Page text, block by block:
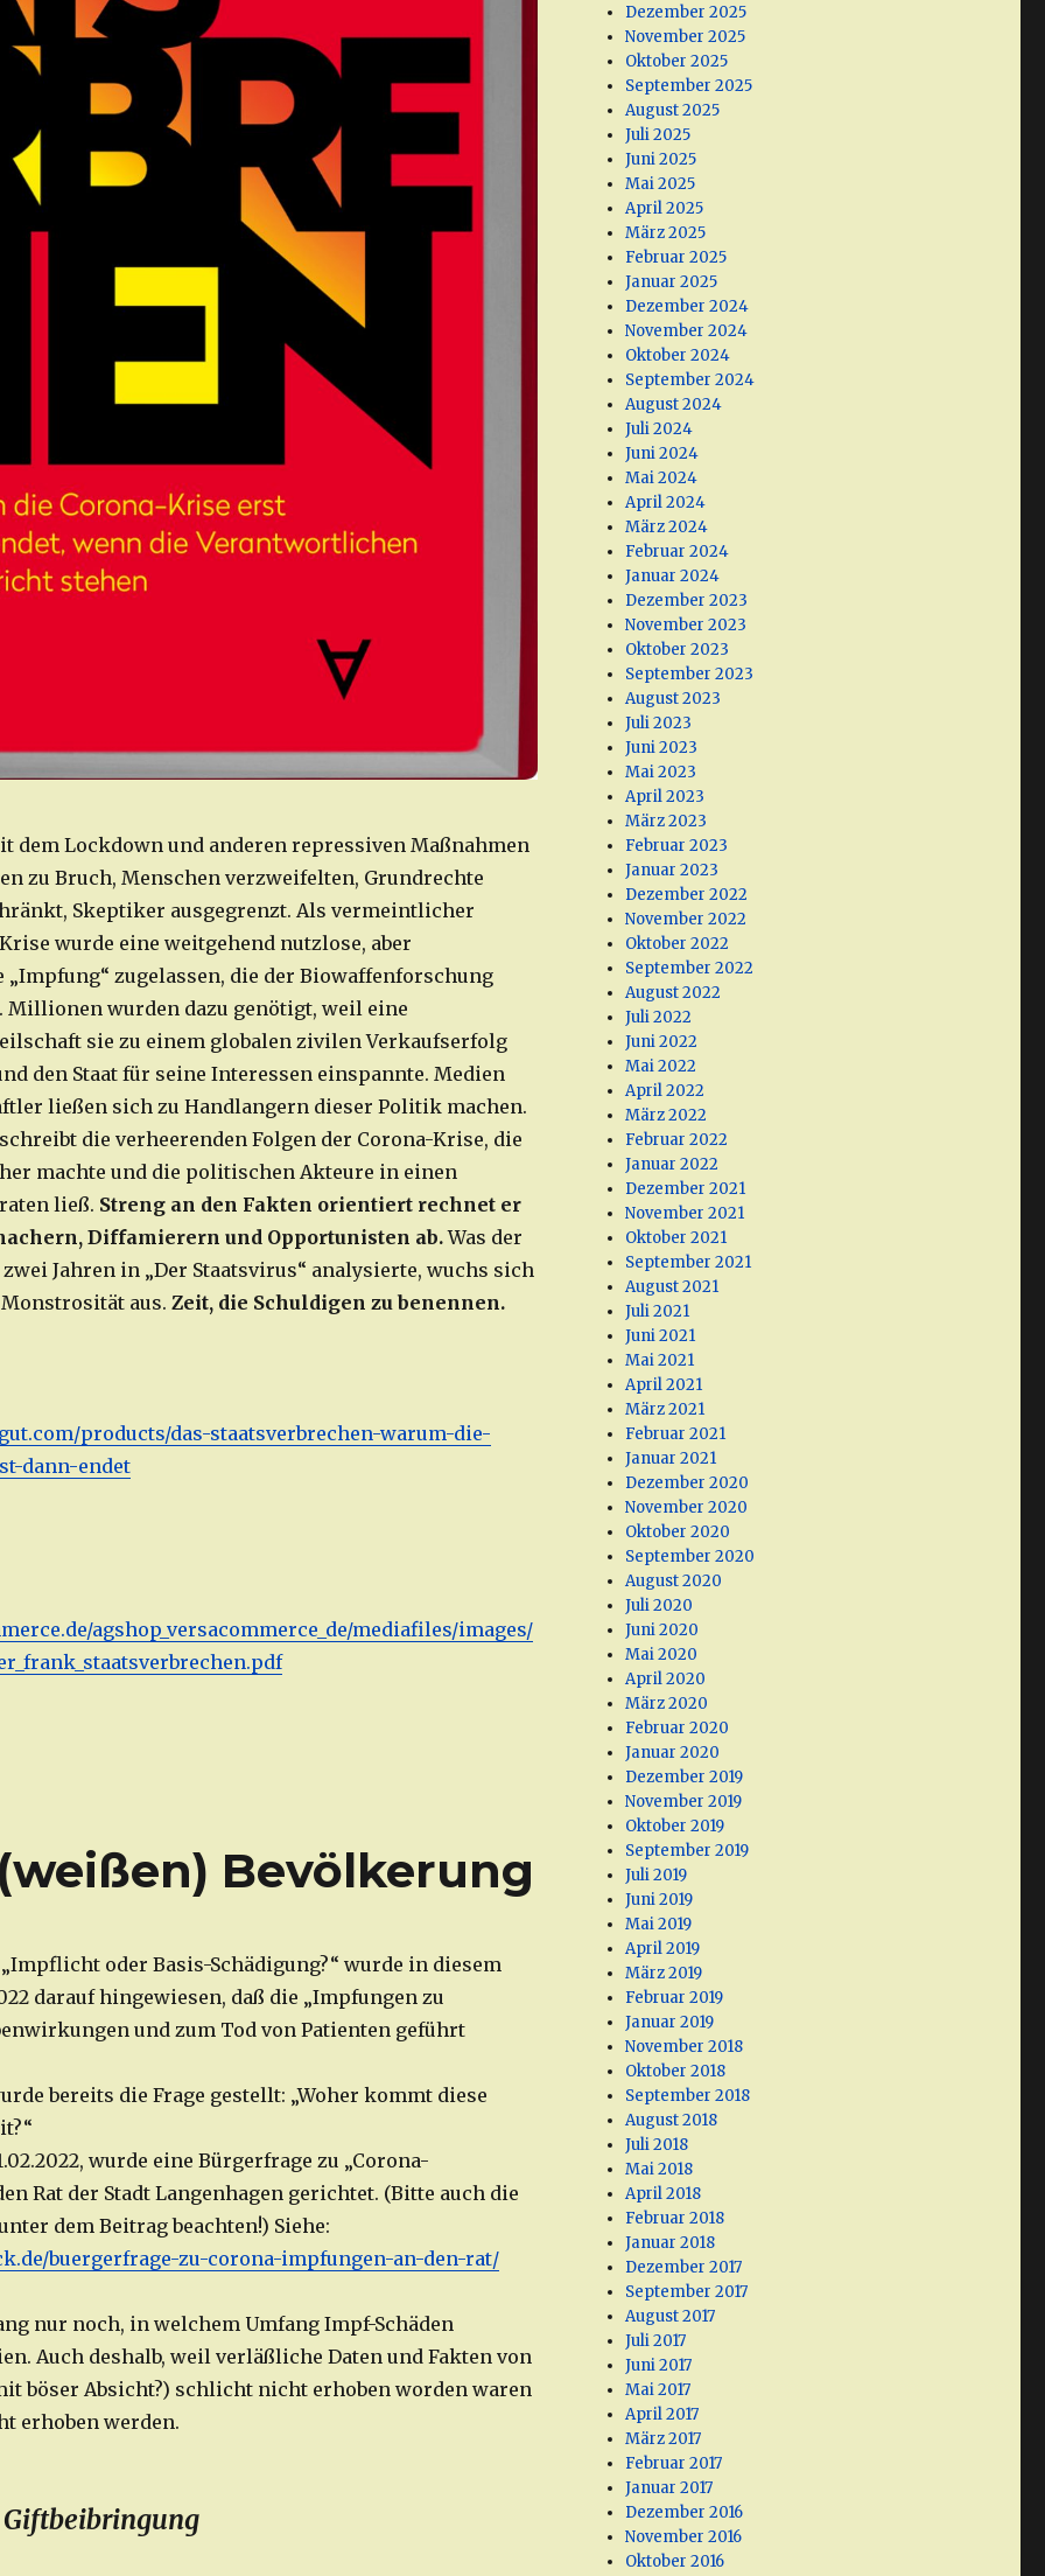
dem Lockdown und anderen repressiven Maßnahmen
zu Bruch, Menschen verzweifelten, Grundrechte
Skeptiker ausgegrenzt. Als vermeintlicher
wurde eine weitgehend nutzlose, aber
zugelassen, die der Biowaffenforschung
Millionen wurden dazu genötigt, weil eine
sie zu einem globalen zivilen Verkaufserfolg
den Staat für seine Interessen einspannte. Medien
ließen sich zu Handlangern dieser Politik machen.
die verheerenden Folgen der Corona-Krise, die
machte und die politischen Akteure in einen
ließ. Streng an den Fakten orientiert rechnet er
Diffamierern und Opportunisten ab.Was der
Jahren in „Der Staatsvirus“ analysierte, wuchs sich
aus. Zeit, die Schuldigen zu benennen.
products/das-staatsverbrechen-warum-die-
dann-endet
agshop_versacommerce_de/mediafiles/images/
Bevölkerung
oder Basis-Schädigung?“ wurde in diesem
darauf hingewiesen, daß die „Impfungen zu
und zum Tod von Patienten geführt
bereits die Frage gestellt: „Woher kommt diese
wurde eine Bürgerfrage zu „Corona-
Rat der Stadt Langenhagen gerichtet. (Bitte auch die
dem Beitrag beachten!) Siehe:
buergerfrage-zu-corona-impfungen-an-den-rat/
nur noch, in welchem Umfang Impf-Schäden
Auch deshalb, weil verläßliche Daten und Fakten von
böser Absicht?) schlicht nicht erhoben worden waren
erhoben werden.
Dezember 2025
November 2025
Oktober 2025
September 2025
August 2025
Juli 2025
Juni 2025
Mai 2025
April 2025
März 2025
Februar 2025
Januar 2025
Dezember 2024
November 2024
Oktober 2024
September 2024
August 2024
Juli 2024
Juni 2024
Mai 2024
April 2024
März 2024
Februar 2024
Januar 2024
Dezember 2023
November 2023
Oktober 2023
September 2023
August 2023
Juli 2023
Juni 2023
Mai 2023
April 2023
März 2023
Februar 2023
Januar 2023
Dezember 2022
November 2022
Oktober 2022
September 2022
August 2022
Juli 2022
Juni 2022
Mai 2022
April 2022
März 2022
Februar 2022
Januar 2022
Dezember 2021
November 2021
Oktober 2021
September 2021
August 2021
Juli 2021
Juni 2021
Mai 2021
April 2021
März 2021
Februar 2021
Januar 2021
Dezember 2020
November 2020
Oktober 2020
September 2020
August 2020
Juli 2020
Juni 2020
Mai 2020
April 2020
März 2020
Februar 2020
Januar 2020
Dezember 2019
November 2019
Oktober 2019
September 2019
Juli 2019
Juni 2019
Mai 2019
April 2019
März 2019
Februar 2019
Januar 2019
November 2018
Oktober 2018
September 2018
August 2018
Juli 2018
Mai 2018
April 2018
Februar 2018
Januar 2018
Dezember 2017
September 2017
August 2017
Juli 2017
Juni 2017
Mai 2017
April 2017
März 2017
Februar 2017
Januar 2017
Dezember 2016
November 2016
Oktober 2016